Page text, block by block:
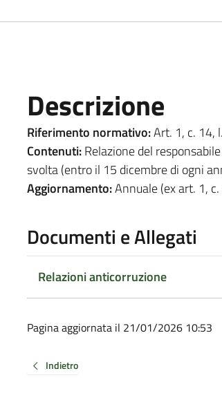
Descrizione
Riferimento normativo:Art. 1, c. 14,
Contenuti:Relazione del
svolta (entro il 15 dicembre di ogni
Aggiornamento:Annuale (ex art. 1,
Documenti e Allegati
Relazioni anticorruzione
Pagina aggiornata il 21/01/2026 10:53
Indietro